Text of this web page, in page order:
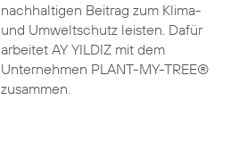
nachhaltigen Beitrag zum Klima-
und Umweltschutz leisten. Dafür
arbeitet AY YILDIZ mit dem
Unternehmen PLANT-MY-TREE®
zusammen.